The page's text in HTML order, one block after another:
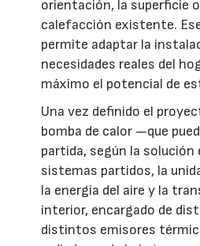
orientación, la superficie
calefacción existente.
permite adaptar la
necesidades reales del
máximo el potencial de
Una vez definido el
bomba de calor —que
partida, según la solución
sistemas partidos, la
la energía del aire y la
interior, encargado de
distintos emisores